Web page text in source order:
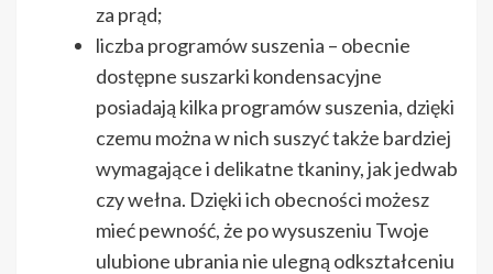
za prąd;
liczba programów suszenia – obecnie
dostępne suszarki kondensacyjne
posiadają kilka programów suszenia, dzięki
czemu można w nich suszyć także bardziej
wymagające i delikatne tkaniny, jak jedwab
czy wełna. Dzięki ich obecności możesz
mieć pewność, że po wysuszeniu Twoje
ulubione ubrania nie ulegną odkształceniu